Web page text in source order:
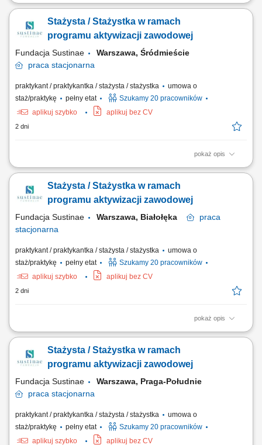
Projekt „RozPracuj się ! Kompleksowy program aktywizacji zawodowej
środków Państwowego Funduszu Rehabilitacji Osób
Niepełnosprawnych. Celem uczestnictwa w programie jest zwiększenie
Stażysta / Stażystka w ramach
programu aktywizacji zawodowej
Fundacja Sustinae
Warszawa, Śródmieście
praca stacjonarna
praktykant / praktykantka / stażysta / stażystka
umowa o
staż/praktykę
pełny etat
Szukamy 20 pracowników
aplikuj szybko
aplikuj bez CV
2 dni
pokaż opis
Projekt „RozPracuj się ! Kompleksowy program aktywizacji zawodowej
środków Państwowego Funduszu Rehabilitacji Osób
Niepełnosprawnych. Celem uczestnictwa w programie jest zwiększenie
Stażysta / Stażystka w ramach
programu aktywizacji zawodowej
Fundacja Sustinae Warszawa, Białołęka
praca
stacjonarna
praktykant / praktykantka / stażysta / stażystka
umowa o
staż/praktykę
pełny etat
Szukamy 20 pracowników
aplikuj szybko
aplikuj bez CV
2 dni
pokaż opis
Projekt „RozPracuj się ! Kompleksowy program aktywizacji zawodowej
środków Państwowego Funduszu Rehabilitacji Osób
Niepełnosprawnych. Celem uczestnictwa w programie jest zwiększenie
Stażysta / Stażystka w ramach
programu aktywizacji zawodowej
Fundacja Sustinae
Warszawa, Praga-Południe
praca stacjonarna
praktykant / praktykantka / stażysta / stażystka
umowa o
staż/praktykę
pełny etat
Szukamy 20 pracowników
aplikuj szybko
aplikuj bez CV